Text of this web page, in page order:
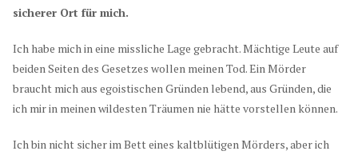
sicherer Ort für mich.
Ich habe mich in eine missliche Lage gebracht. Mächtige Leute auf
beiden Seiten des Gesetzes wollen meinen Tod. Ein Mörder
braucht mich aus egoistischen Gründen lebend, aus Gründen, die
ich mir in meinen wildesten Träumen nie hätte vorstellen können.
Ich bin nicht sicher im Bett eines kaltblütigen Mörders, aber ich